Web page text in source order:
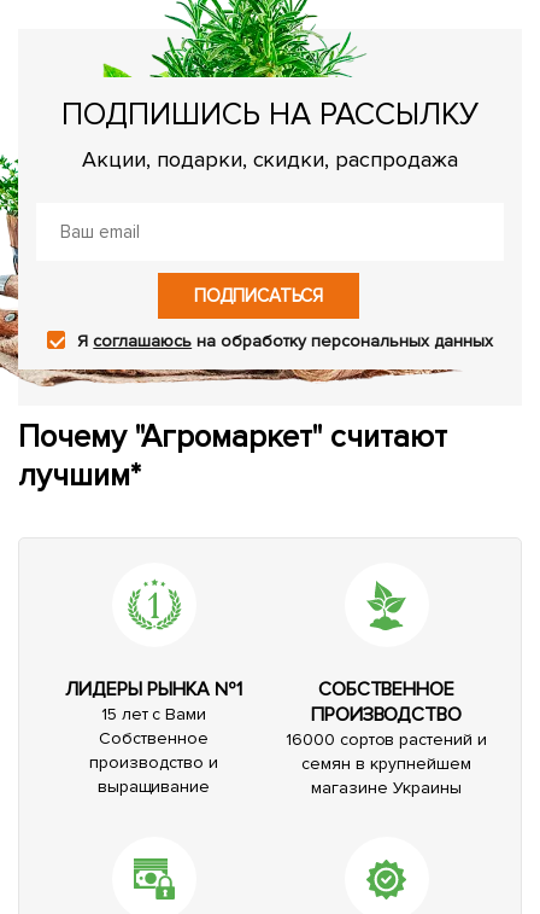
ПОДПИШИСЬ НА РАССЫЛКУ
Акции, подарки, скидки, распродажа
ПОДПИСАТЬСЯ
Ясоглашаюсь на обработку персональных данных
Почему "Агромаркет" считают
лучшим*
ЛИДЕРЫ РЫНКА №1
15 лет с Вами
Собственное
производство и
выращивание
СОБСТВЕННОЕ
ПРОИЗВОДСТВО
16000 сортов растений и
семян в крупнейшем
магазине Украины